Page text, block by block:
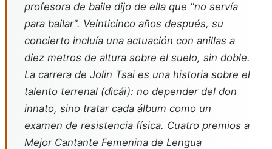
profesora de baile dijo de ella que "no servía
para bailar". Veinticinco años después, su
concierto incluía una actuación con anillas a
diez metros de altura sobre el suelo, sin doble.
La carrera de Jolin Tsai es una historia sobre el
talento terrenal (dìcái): no depender del don
innato, sino tratar cada álbum como un
examen de resistencia física. Cuatro premios a
Mejor Cantante Femenina de Lengua